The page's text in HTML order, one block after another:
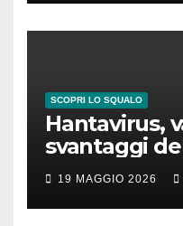
SCOPRI LO SQUALO
Hantavirus,
svantaggi
incubazione
19 MAGGIO 2026